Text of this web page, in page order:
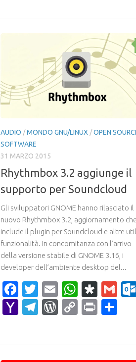
AUDIO /MONDO GNU/LINUX /OPEN
SOFTWARE
31 MARZO 2015
Rhythmbox 3.2 aggiunge il
supporto per Soundcloud
Gli sviluppatori GNOME hanno rilasciato il
nuovo Rhythmbox 3.2, aggiornamento che
include il plugin per Soundcloud e altre
funzionalità. In concomitanza con l’arrivo
della versione stabile di GNOME 3.16, i
developer dell’ambiente desktop del...
Facebook
Twitter
Email
YahooTelegram
WordPress
CopyPrint